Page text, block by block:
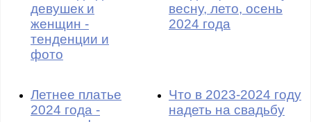
девушек и
женщин -
тенденции и
фото
весну, лето, осень
2024 года
Летнее платье
2024 года -
Что в 2023-2024 году
надеть на свадьбу